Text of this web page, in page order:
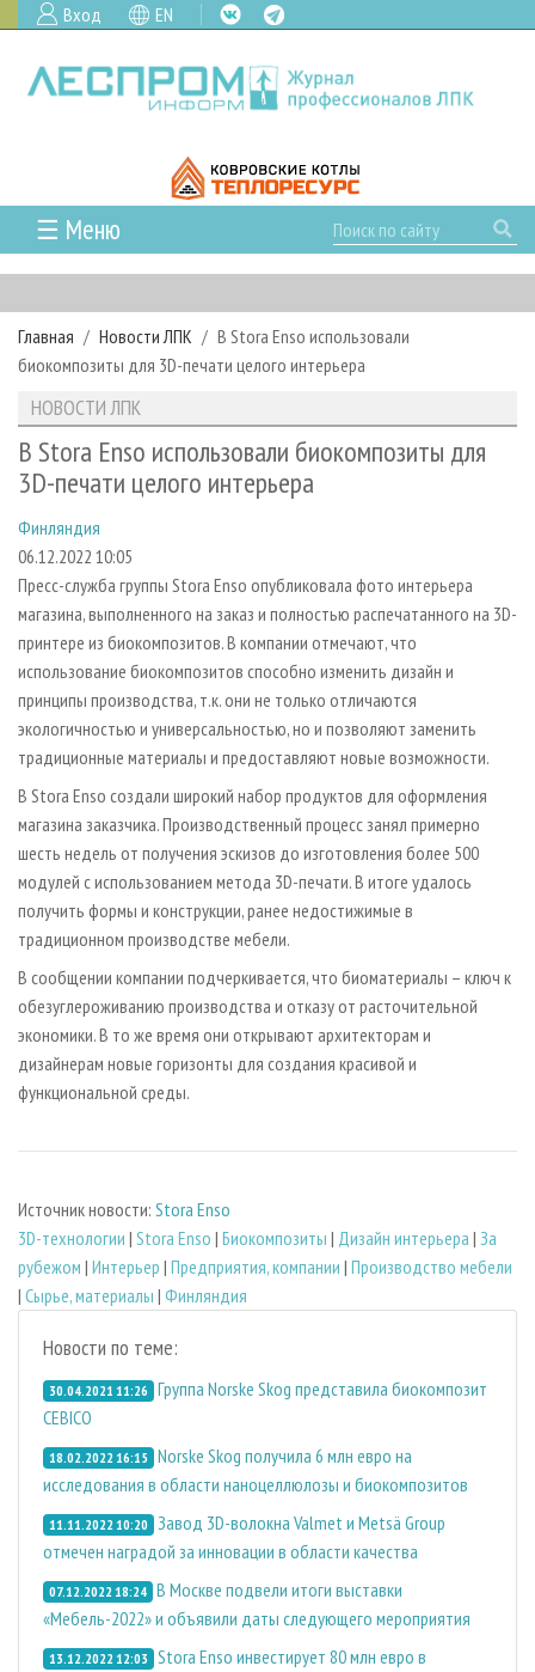
Вход EN
☰ Меню
ГЛАВНАЯ
РУБРИКИ И ТЕМЫ
РУБРИКИ ЖУРНАЛА
ЛЕСОЗАГОТОВКА
ЛЕСОПИЛЕНИЕ
СУШКА ДРЕВЕСИНЫ
ПРОИЗВОДСТВО ДРЕВЕСНЫХ ПЛИТ
ДЕРЕВЯННОЕ ДОМОСТРОЕНИЕ
ПРОИЗВОДСТВО МЕБЕЛИ
БИОЭНЕРГЕТИКА
ЦБП
ИНСТРУМЕНТ И МАТЕРИАЛЫ
НОВОСТИ
НОВОСТИ ЛПК
НОВОСТИ ЖУРНАЛА
ПРОЕКТЫ ЛПИ
АНАЛИТИКА
ПРЕДПРИЯТИЯ ЛПК
ПЕРСОНЫ
МОБИЛЬНЫЕ ВЫСТАВКИ
ОФИЦИАЛЬНЫЕ ДЕЛЕГАЦИИ
ПРИОРИТЕТНЫЕ ИНВЕСТПРОЕКТЫ
RUSSIAN FORESTRY REVIEW
ГАЗЕТА ЛЕСПРОМФОРУМ
БИБЛИОТЕКА СПЕЦИАЛИСТА
АРХИВ
АРХИВ ЖУРНАЛОВ
О ЖУРНАЛЕ
КОНТАКТЫ
РЕКЛАМОДАТЕЛЯМ
РЕКЛАМА
РЕКЛАМА НА САЙТЕ
Главная Новости ЛПК
В Stora Enso использовали
биокомпозиты для 3D-печати целого интерьера
НОВОСТИ ЛПК
В Stora Enso использовали биокомпозиты для
3D-печати целого интерьера
Финляндия
06.12.2022 10:05
Пресс-служба группы Stora Enso опубликовала фото интерьера
магазина, выполненного на заказ и полностью распечатанного на 3D-
принтере из биокомпозитов. В компании отмечают, что
использование биокомпозитов способно изменить дизайн и
принципы производства, т.к. они не только отличаются
экологичностью и универсальностью, но и позволяют заменить
традиционные материалы и предоставляют новые возможности.
В Stora Enso создали широкий набор продуктов для оформления
магазина заказчика. Производственный процесс занял примерно
шесть недель от получения эскизов до изготовления более 500
модулей с использованием метода 3D-печати. В итоге удалось
получить формы и конструкции, ранее недостижимые в
традиционном производстве мебели.
В сообщении компании подчеркивается, что биоматериалы – ключ к
обезуглероживанию производства и отказу от расточительной
экономики. В то же время они открывают архитекторам и
дизайнерам новые горизонты для создания красивой и
функциональной среды.
Источник новости: Stora Enso
3D-технологии | Stora Enso | Биокомпозиты | Дизайн интерьера | За
рубежом | Интерьер | Предприятия, компании | Производство мебели
| Сырье, материалы | Финляндия
Новости по теме:
30.04.2021 11:26 Группа Norske Skog представила биокомпозит
CEBICO
18.02.2022 16:15 Norske Skog получила 6 млн евро на
исследования в области наноцеллюлозы и биокомпозитов
11.11.2022 10:20 Завод 3D-волокна Valmet и Metsä Group
отмечен наградой за инновации в области качества
07.12.2022 18:24 В Москве подвели итоги выставки
«Мебель-2022» и объявили даты следующего мероприятия
13.12.2022 12:03 Stora Enso инвестирует 80 млн евро в